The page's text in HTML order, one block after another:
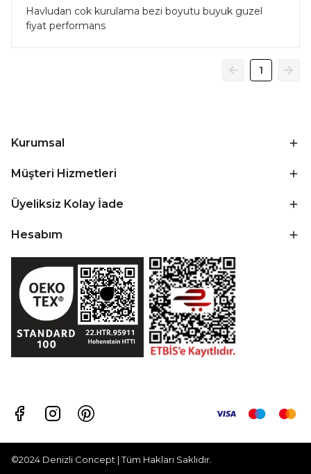
Havludan cok kurulama bezi boyutu buyuk guzel
fiyat performans
1
Kurumsal
Müşteri Hizmetleri
Üyeliksiz Kolay İade
Hesabım
©2024 Denizli Concept | Tüm Hakları Saklıdır.